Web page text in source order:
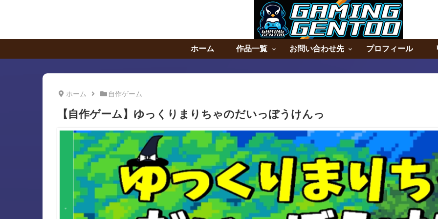
ホーム 作品一覧 お問い合わせ先 プロフィール
ホーム 自作ゲーム
【自作ゲーム】ゆっくりまりちゃのだいっぼうけんっ